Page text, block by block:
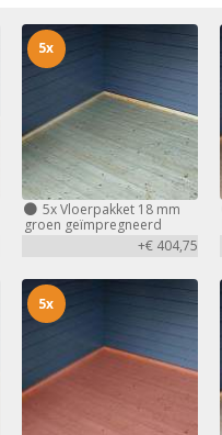
5xVloerpakket 18 mm
groen geïmpregneerd
+€ 404,75
5x
5x